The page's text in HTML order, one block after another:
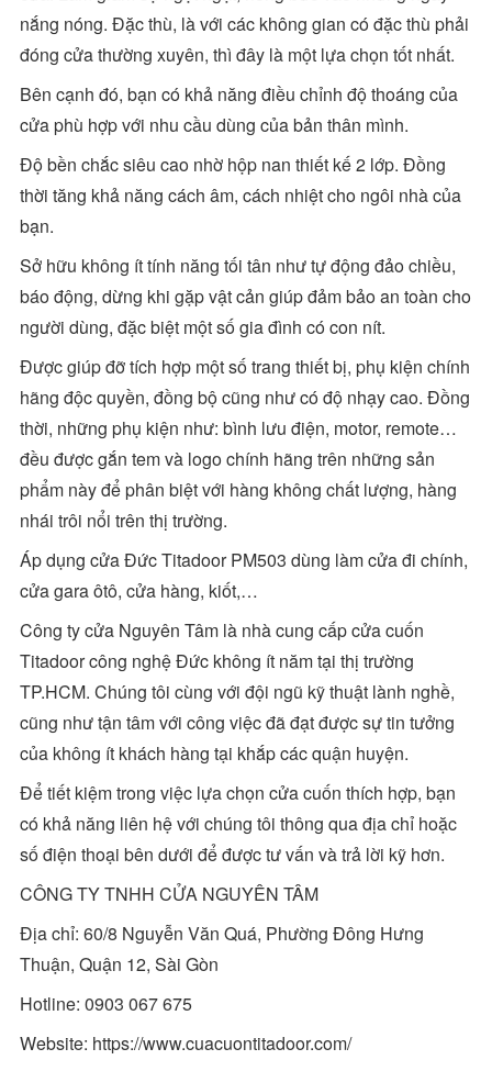
nắng nóng. Đặc thù, là với các không gian có đặc thù phải
đóng cửa thường xuyên, thì đây là một lựa chọn tốt nhất.
Bên cạnh đó, bạn có khả năng điều chỉnh độ thoáng của
cửa phù hợp với nhu cầu dùng của bản thân mình.
Độ bền chắc siêu cao nhờ hộp nan thiết kế 2 lớp. Đồng
thời tăng khả năng cách âm, cách nhiệt cho ngôi nhà của
bạn.
Sở hữu không ít tính năng tối tân như tự động đảo chiều,
báo động, dừng khi gặp vật cản giúp đảm bảo an toàn cho
người dùng, đặc biệt một số gia đình có con nít.
Được giúp đỡ tích hợp một số trang thiết bị, phụ kiện chính
hãng độc quyền, đồng bộ cũng như có độ nhạy cao. Đồng
thời, những phụ kiện như: bình lưu điện, motor, remote…
đều được gắn tem và logo chính hãng trên những sản
phẩm này để phân biệt với hàng không chất lượng, hàng
nhái trôi nổi trên thị trường.
Áp dụng cửa Đức Titadoor PM503 dùng làm cửa đi chính,
cửa gara ôtô, cửa hàng, kiốt,…
Công ty cửa Nguyên Tâm là nhà cung cấp cửa cuốn
Titadoor công nghệ Đức không ít năm tại thị trường
TP.HCM. Chúng tôi cùng với đội ngũ kỹ thuật lành nghề,
cũng như tận tâm với công việc đã đạt được sự tin tưởng
của không ít khách hàng tại khắp các quận huyện.
Để tiết kiệm trong việc lựa chọn cửa cuốn thích hợp, bạn
có khả năng liên hệ với chúng tôi thông qua địa chỉ hoặc
số điện thoại bên dưới để được tư vấn và trả lời kỹ hơn.
CÔNG TY TNHH CỬA NGUYÊN TÂM
Địa chỉ: 60/8 Nguyễn Văn Quá, Phường Đông Hưng
Thuận, Quận 12, Sài Gòn
Hotline: 0903 067 675
Website: https://www.cuacuontitadoor.com/